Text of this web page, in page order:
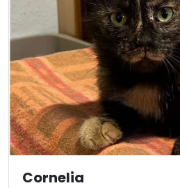
Cornelia